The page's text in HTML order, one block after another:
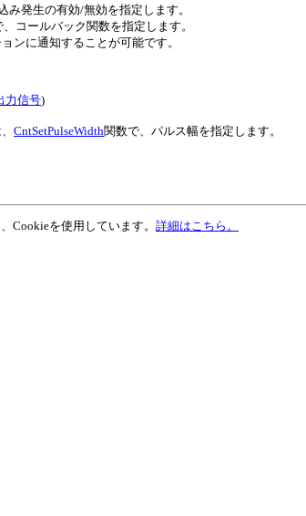
み発生の有効/無効を指定します。
、コールバック関数を指定します。
ンに通知することが可能です。
力信号)
CntSetPulseWidth関数で、パルス幅を指定します。
Cookieを使用しています。 詳細はこちら。